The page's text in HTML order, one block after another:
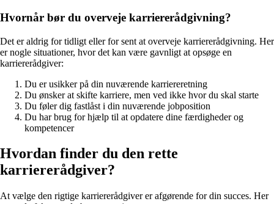
Hvornår bør du overveje karriererådgivning?
Det er aldrig for tidligt eller for sent at overveje karriererådgivning. Her
er nogle situationer, hvor det kan være gavnligt at opsøge en
karriererådgiver:
Du er usikker på din nuværende karriereretning
Du ønsker at skifte karriere, men ved ikke hvor du skal starte
Du føler dig fastlåst i din nuværende jobposition
Du har brug for hjælp til at opdatere dine færdigheder og
kompetencer
Hvordan finder du den rette
karriererådgiver?
At vælge den rigtige karriererådgiver er afgørende for din succes. Her